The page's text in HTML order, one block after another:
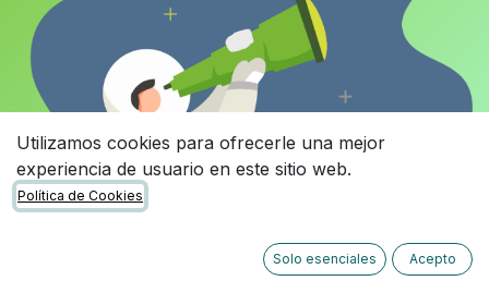
Utilizamos cookies para ofrecerle una mejor
experiencia de usuario en este sitio web.
Política de Cookies
Solo esenciales Acepto